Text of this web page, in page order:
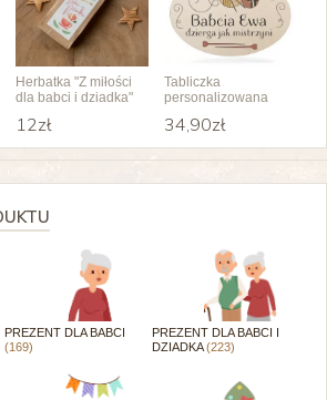
Herbatka "Z miłości
dla babci i dziadka"
12zł
Tabliczka
personalizowana
34,90zł
PREZENT DLA BABCI
(169)
PREZENT DLA BABCI I
DZIADKA(223)